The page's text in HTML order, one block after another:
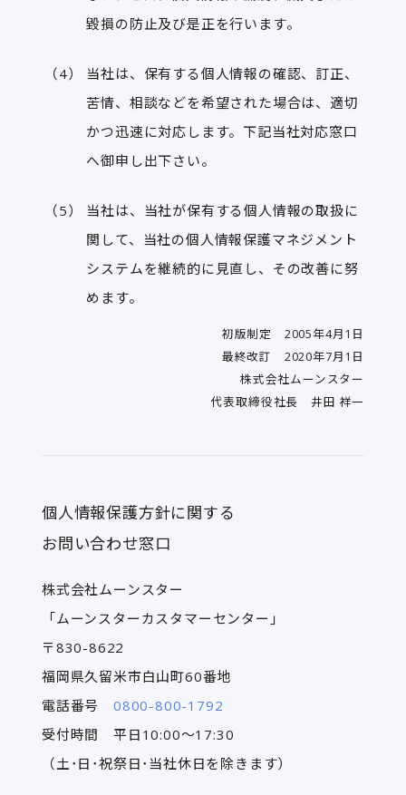
毀損の防止及び是正を行います。
当社は、保有する個人情報の確認、訂正、
苦情、相談などを希望された場合は、適切
かつ迅速に対応します。下記当社対応窓口
へ御申し出下さい。
当社は、当社が保有する個人情報の取扱に
関して、当社の個人情報保護マネジメント
システムを継続的に見直し、その改善に努
めます。
初版制定 2005年4月1日
最終改訂 2020年7月1日
株式会社ムーンスター
代表取締役社長 井田 祥一
個人情報保護方針に関する
お問い合わせ窓口
株式会社ムーンスター
「ムーンスターカスタマーセンター」
〒830-8622
福岡県久留米市白山町60番地
電話番号 0800-800-1792
受付時間 平日10:00～17:30
（土･日･祝祭日･当社休日を除きます）